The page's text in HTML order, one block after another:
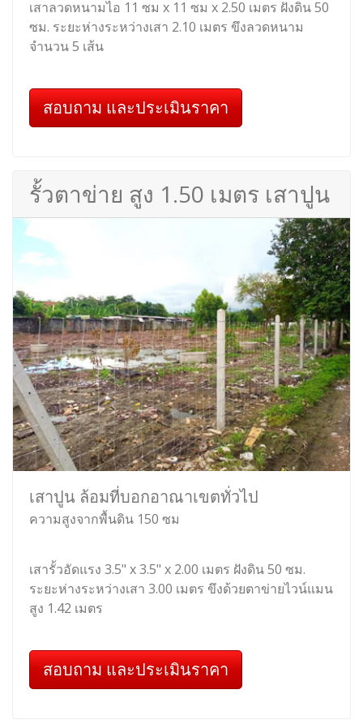
เสาลวดหนามไอ 11 ซม x 11 ซม x 2.50 เมตร ฝังดิน 50
ซม. ระยะห่างระหว่างเสา 2.10 เมตร ขึงลวดหนาม
จำนวน 5 เส้น
สอบถาม และประเมินราคา
รั้วตาข่าย สูง 1.50 เมตร เสาปูน
เสาปูน ล้อมที่บอกอาณาเขตทั่วไป
ความสูงจากพื้นดิน 150 ซม
เสารั้วอัดแรง 3.5" x 3.5" x 2.00 เมตร ฝังดิน 50 ซม.
ระยะห่างระหว่างเสา 3.00 เมตร ขึงด้วยตาข่ายไวน์แมน
สูง 1.42 เมตร
สอบถาม และประเมินราคา